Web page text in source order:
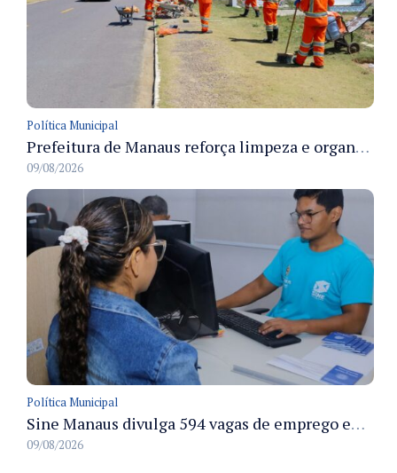
Política Municipal
Prefeitura de Manaus reforça limpeza e organização dos cemiterios municipais para receber famílias no Dia dos Pais
09/08/2026
Política Municipal
Sine Manaus divulga 594 vagas de emprego em Manaus com atendimento presencial nesta segunda-feira
09/08/2026